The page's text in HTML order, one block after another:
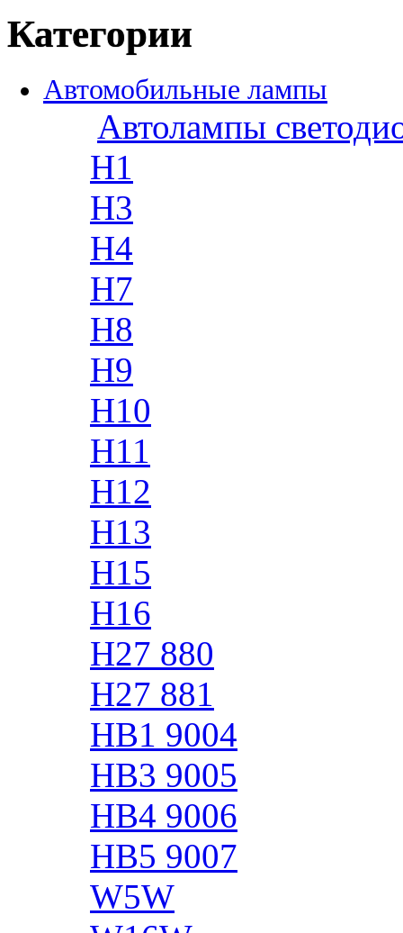
Категории
Автомобильные лампы
Автолампы
H1
H3
H4
H7
H8
H9
H10
H11
H12
H13
H15
H16
H27 880
H27 881
HB1 9004
HB3 9005
HB4 9006
HB5 9007
W5W